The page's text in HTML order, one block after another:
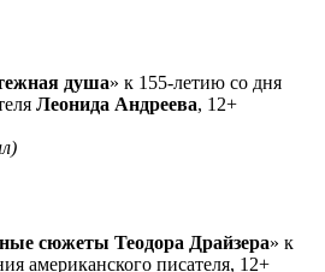
душа» к 155-летию со дня
Леонида Андреева, 12+
сюжеты Теодора Драйзера» к
американского писателя, 12+